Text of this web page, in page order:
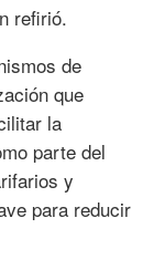
refirió.
de
que
la
parte del
y
para reducir